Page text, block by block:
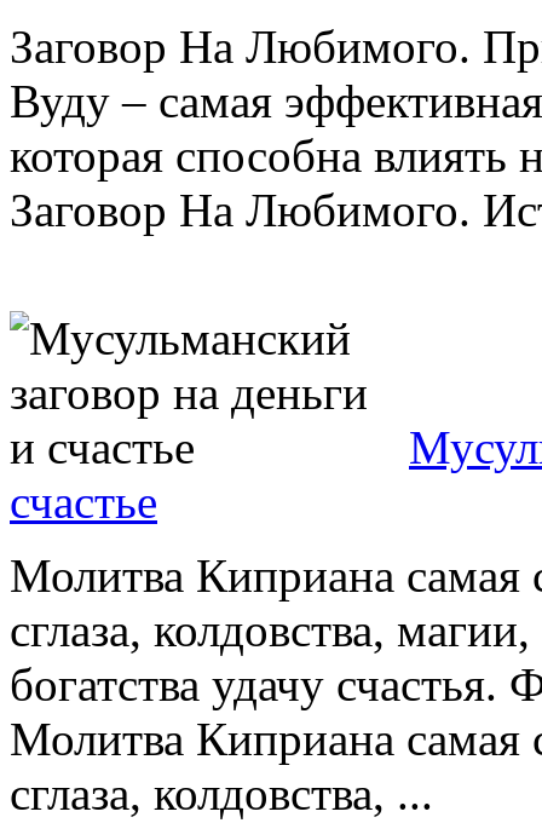
Заговор На Любимого.
Вуду – самая
которая способна влиять
Заговор На Любимого.
счастье
Молитва Киприана самая
сглаза, колдовства,
богатства удачу счастья.
Молитва Киприана самая
сглаза, колдовства, ...